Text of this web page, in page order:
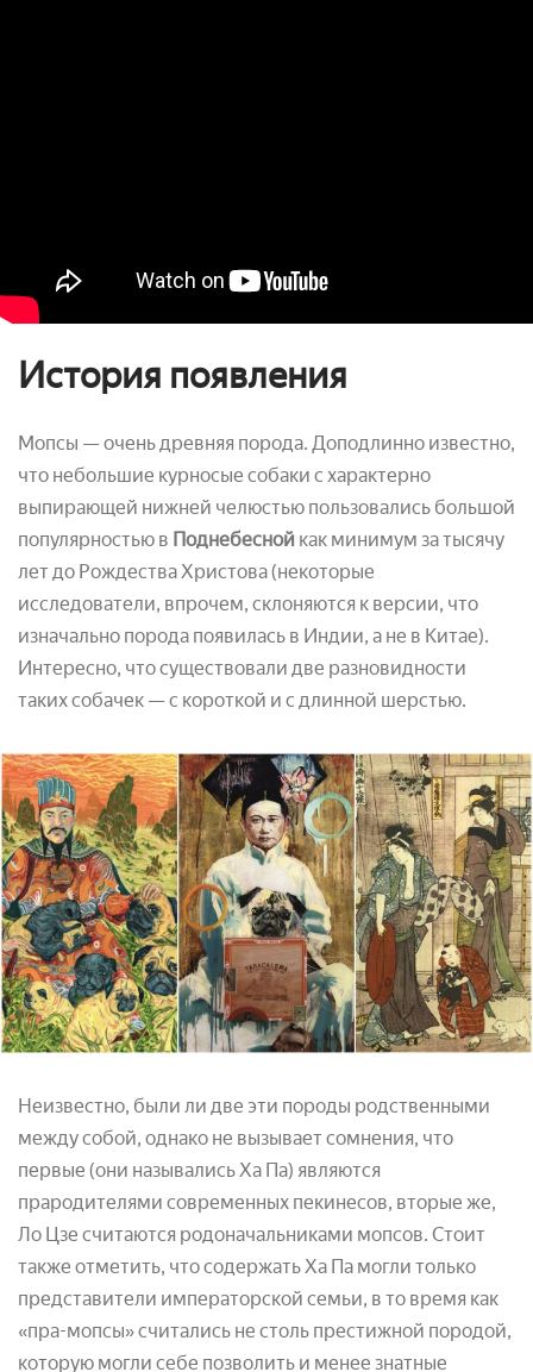
История появления
Мопсы — очень древняя порода. Доподлинно известно,
что небольшие курносые собаки с характерно
выпирающей нижней челюстью пользовались большой
популярностью в Поднебесной как минимум за тысячу
лет до Рождества Христова (некоторые
исследователи, впрочем, склоняются к версии, что
изначально порода появилась в Индии, а не в Китае).
Интересно, что существовали две разновидности
таких собачек — с короткой и с длинной шерстью.
Неизвестно, были ли две эти породы родственными
между собой, однако не вызывает сомнения, что
первые (они назывались Ха Па) являются
прародителями современных пекинесов, вторые же,
Ло Цзе считаются родоначальниками мопсов. Стоит
также отметить, что содержать Ха Па могли только
представители императорской семьи, в то время как
«пра-мопсы» считались не столь престижной породой,
которую могли себе позволить и менее знатные